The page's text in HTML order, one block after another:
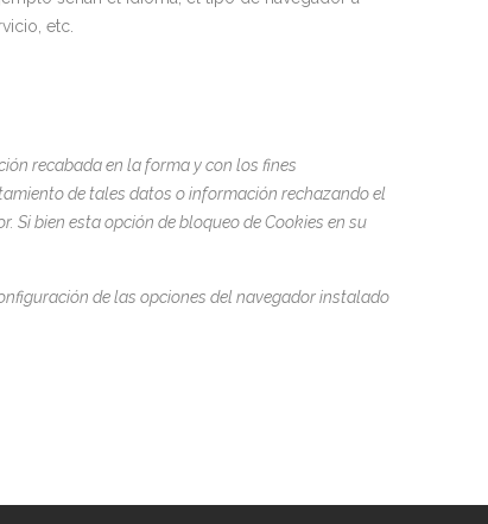
etc.
recabada en la forma y con los fines
de tales datos o información rechazando el
Si bien esta opción de bloqueo de Cookies en su
de las opciones del navegador instalado